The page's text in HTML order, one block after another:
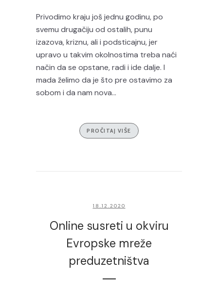
Privodimo kraju još jednu godinu, po
svemu drugačiju od ostalih, punu
izazova, kriznu, ali i podsticajnu, jer
upravo u takvim okolnostima treba naći
način da se opstane, radi i ide dalje. I
mada želimo da je što pre ostavimo za
sobom i da nam nova...
PROČITAJ VIŠE
18.12.2020
Online susreti u okviru
Evropske mreže
preduzetništva